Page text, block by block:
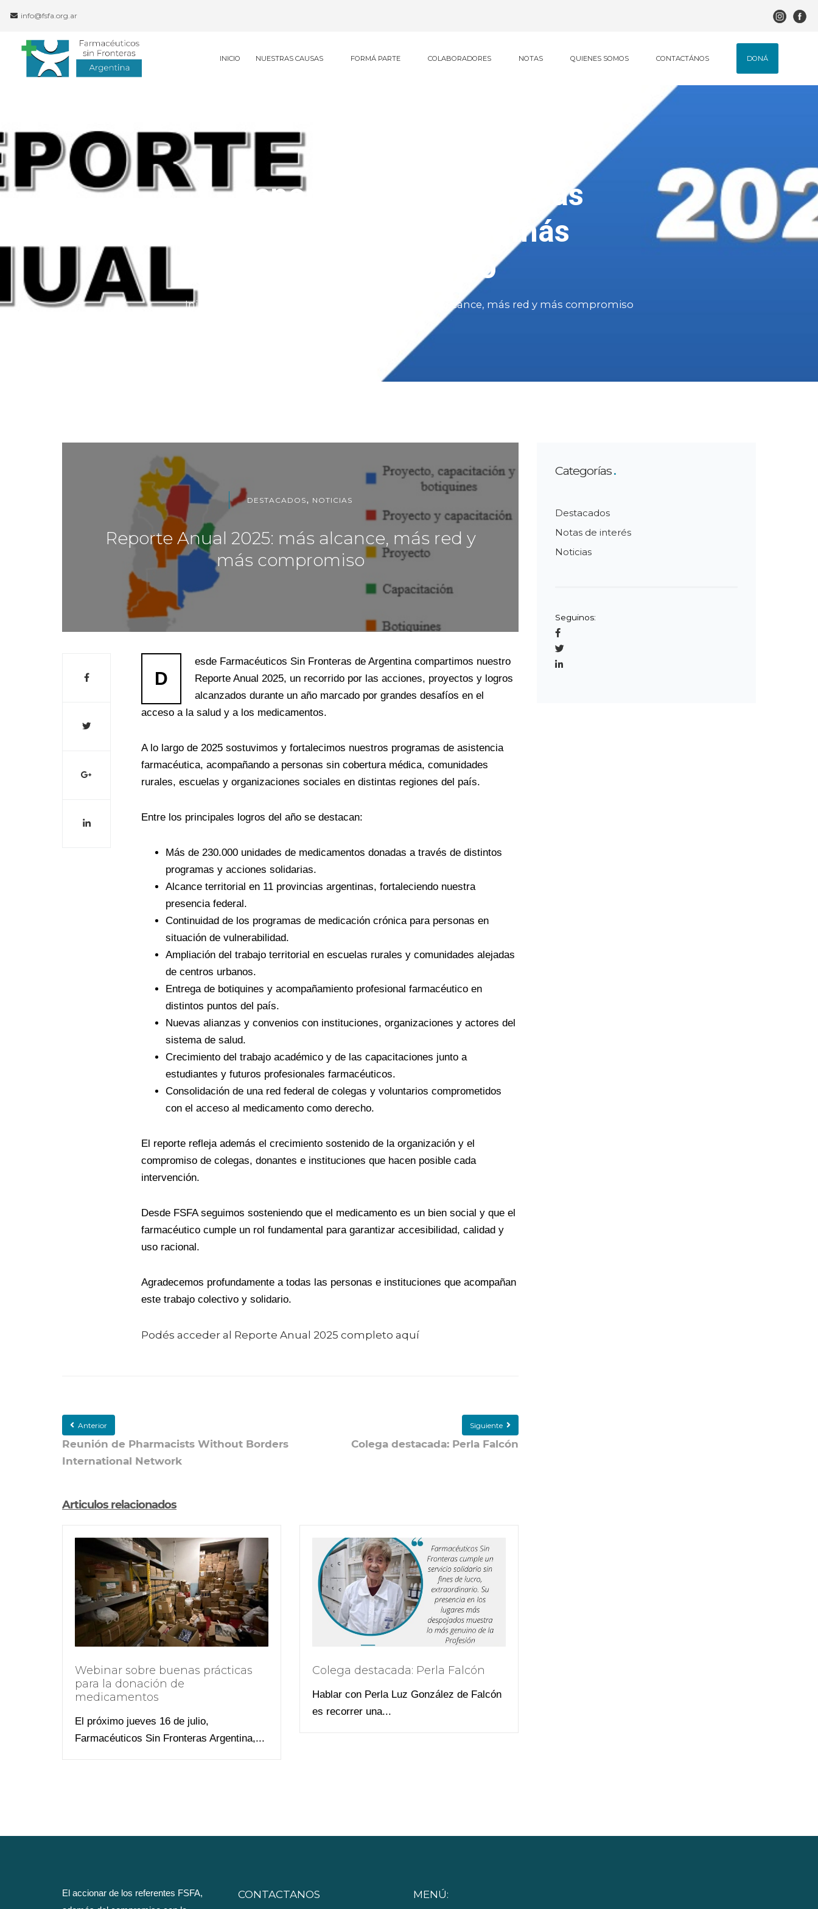
info@fsfa.org.ar
INICIO NUESTRAS CAUSAS FORMÁ PARTE COLABORADORES NOTAS QUIENES SOMOS CONTACTÁNOS DONÁ
Reporte Anual 2025: más
alcance, más red y más
compromiso
Inicio Reporte Anual 2025: más alcance, más red y más compromiso
DESTACADOS, NOTICIAS
Reporte Anual 2025: más alcance, más red y
más compromiso
D
esde Farmacéuticos Sin Fronteras de Argentina compartimos nuestro
Reporte Anual 2025, un recorrido por las acciones, proyectos y logros
alcanzados durante un año marcado por grandes desafíos en el
acceso a la salud y a los medicamentos.
A lo largo de 2025 sostuvimos y fortalecimos nuestros programas de asistencia
farmacéutica, acompañando a personas sin cobertura médica, comunidades
rurales, escuelas y organizaciones sociales en distintas regiones del país.
Entre los principales logros del año se destacan:
Más de 230.000 unidades de medicamentos donadas a través de distintos
programas y acciones solidarias.
Alcance territorial en 11 provincias argentinas, fortaleciendo nuestra
presencia federal.
Continuidad de los programas de medicación crónica para personas en
situación de vulnerabilidad.
Ampliación del trabajo territorial en escuelas rurales y comunidades alejadas
de centros urbanos.
Entrega de botiquines y acompañamiento profesional farmacéutico en
distintos puntos del país.
Nuevas alianzas y convenios con instituciones, organizaciones y actores del
sistema de salud.
Crecimiento del trabajo académico y de las capacitaciones junto a
estudiantes y futuros profesionales farmacéuticos.
Consolidación de una red federal de colegas y voluntarios comprometidos
con el acceso al medicamento como derecho.
El reporte refleja además el crecimiento sostenido de la organización y el
compromiso de colegas, donantes e instituciones que hacen posible cada
intervención.
Desde FSFA seguimos sosteniendo que el medicamento es un bien social y que el
farmacéutico cumple un rol fundamental para garantizar accesibilidad, calidad y
uso racional.
Agradecemos profundamente a todas las personas e instituciones que acompañan
este trabajo colectivo y solidario.
Podés acceder al Reporte Anual 2025 completo aquí
Anterior
Reunión de Pharmacists Without Borders
International Network
Siguiente
Colega destacada: Perla Falcón
Articulos relacionados
Webinar sobre buenas prácticas
para la donación de
medicamentos
El próximo jueves 16 de julio,
Farmacéuticos Sin Fronteras Argentina,...
Colega destacada: Perla Falcón
Hablar con Perla Luz González de Falcón
es recorrer una...
Categorías
Destacados
Notas de interés
Noticias
Seguinos:
El accionar de los referentes FSFA,
CONTACTANOS MENÚ: